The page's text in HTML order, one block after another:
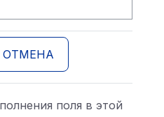
поля в этой